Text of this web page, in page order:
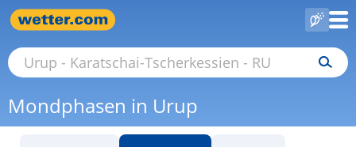
Mondphasen in Urup